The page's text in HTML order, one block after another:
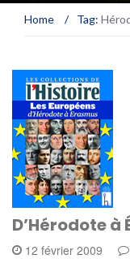
Home / Tag:
D’Hérodote à
12 février 2009